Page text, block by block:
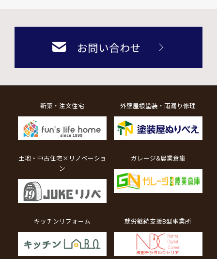
お問い合わせ
新築・注文住宅 外壁屋根塗装・雨漏り修理
土地・中古住宅×リノベーショ
ン
ガレージ&農業倉庫
キッチンリフォーム 就労継続支援B型事業所